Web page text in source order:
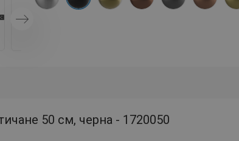
50 см, черна - 1720050